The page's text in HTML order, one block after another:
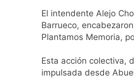
El intendente Alejo
Barrueco,
Plantamos Memoria,
Esta acción colectiva,
impulsada desde